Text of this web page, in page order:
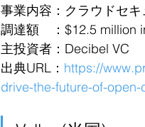
事業内容：クラウドセキ
調達額　：$12.5 million
主投資者：Decibel VC
出典URL： https://
drive-the-future-of-